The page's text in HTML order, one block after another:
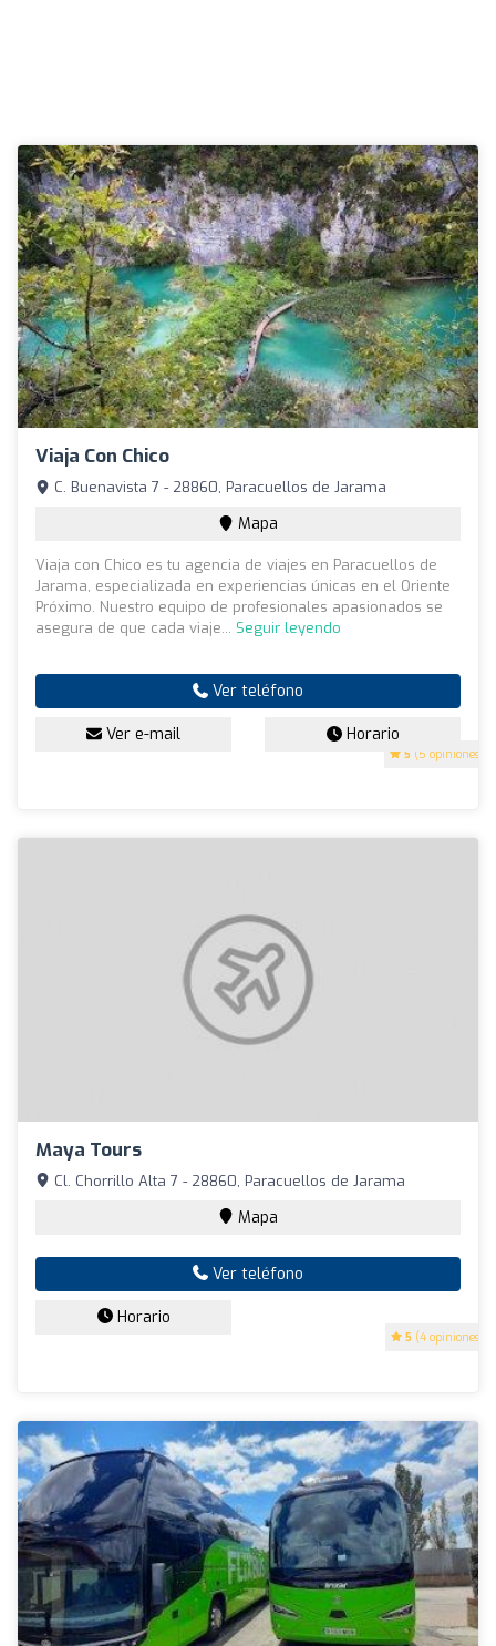
Viaja Con Chico
5 (5 opiniones)
C. Buenavista 7 - 28860, Paracuellos de Jarama
Mapa
Viaja con Chico es tu agencia de viajes en Paracuellos de
Jarama, especializada en experiencias únicas en el Oriente
Próximo. Nuestro equipo de profesionales apasionados se
asegura de que cada viaje... Seguir leyendo
Ver teléfono
Ver e-mail Horario
Maya Tours
5 (4 opiniones)
Cl. Chorrillo Alta 7 - 28860, Paracuellos de Jarama
Mapa
Ver teléfono
Horario